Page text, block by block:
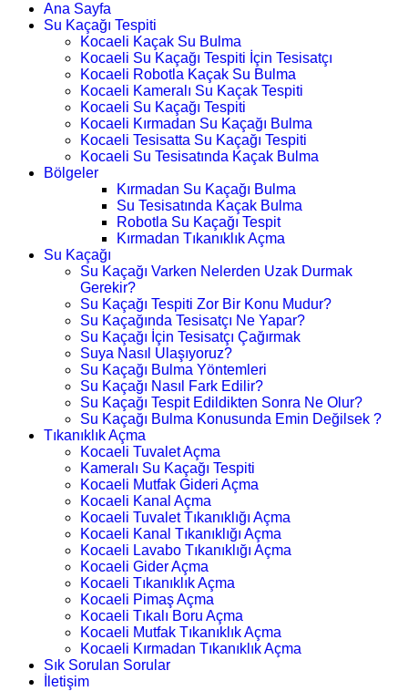
Ana Sayfa
Su Kaçağı Tespiti
Kocaeli Kaçak Su Bulma
Kocaeli Su Kaçağı Tespiti İçin Tesisatçı
Kocaeli Robotla Kaçak Su Bulma
Kocaeli Kameralı Su Kaçak Tespiti
Kocaeli Su Kaçağı Tespiti
Kocaeli Kırmadan Su Kaçağı Bulma
Kocaeli Tesisatta Su Kaçağı Tespiti
Kocaeli Su Tesisatında Kaçak Bulma
Bölgeler
Kırmadan Su Kaçağı Bulma
Su Tesisatında Kaçak Bulma
Robotla Su Kaçağı Tespit
Kırmadan Tıkanıklık Açma
Su Kaçağı
Su Kaçağı Varken Nelerden Uzak Durmak
Gerekir?
Su Kaçağı Tespiti Zor Bir Konu Mudur?
Su Kaçağında Tesisatçı Ne Yapar?
Su Kaçağı İçin Tesisatçı Çağırmak
Suya Nasıl Ulaşıyoruz?
Su Kaçağı Bulma Yöntemleri
Su Kaçağı Nasıl Fark Edilir?
Su Kaçağı Tespit Edildikten Sonra Ne Olur?
Su Kaçağı Bulma Konusunda Emin Değilsek ?
Tıkanıklık Açma
Kocaeli Tuvalet Açma
Kameralı Su Kaçağı Tespiti
Kocaeli Mutfak Gideri Açma
Kocaeli Kanal Açma
Kocaeli Tuvalet Tıkanıklığı Açma
Kocaeli Kanal Tıkanıklığı Açma
Kocaeli Lavabo Tıkanıklığı Açma
Kocaeli Gider Açma
Kocaeli Tıkanıklık Açma
Kocaeli Pimaş Açma
Kocaeli Tıkalı Boru Açma
Kocaeli Mutfak Tıkanıklık Açma
Kocaeli Kırmadan Tıkanıklık Açma
Sık Sorulan Sorular
İletişim